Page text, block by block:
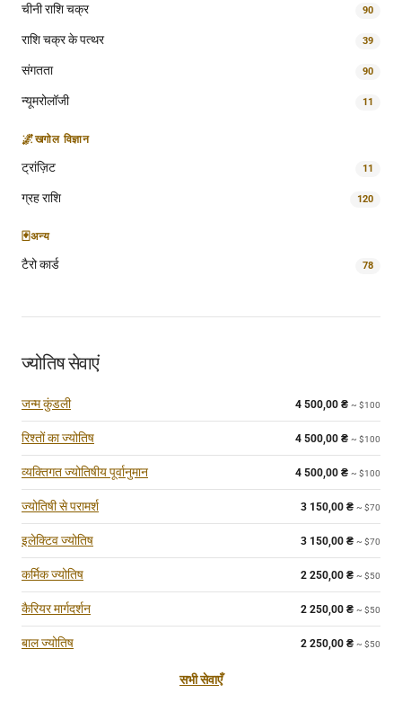
चीनी राशि चक्र 90
राशि चक्र के पत्थर 39
संगतता 90
न्यूमरोलॉजी 11
🌌खगोल विज्ञान
ट्रांज़िट 11
ग्रह राशि 120
🃏अन्य
टैरो कार्ड 78
ज्योतिष सेवाएं
जन्म कुंडली 4 500,00 ₴ ~ $100
रिश्तों का ज्योतिष 4 500,00 ₴ ~ $100
व्यक्तिगत ज्योतिषीय पूर्वानुमान 4 500,00 ₴ ~ $100
ज्योतिषी से परामर्श 3 150,00 ₴ ~ $70
इलेक्टिव ज्योतिष 3 150,00 ₴ ~ $70
कर्मिक ज्योतिष 2 250,00 ₴ ~ $50
कैरियर मार्गदर्शन 2 250,00 ₴ ~ $50
बाल ज्योतिष 2 250,00 ₴ ~ $50
सभी सेवाएँ